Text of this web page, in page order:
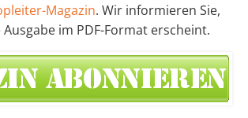
Magazin. Wir informieren Sie,
im PDF-Format erscheint.